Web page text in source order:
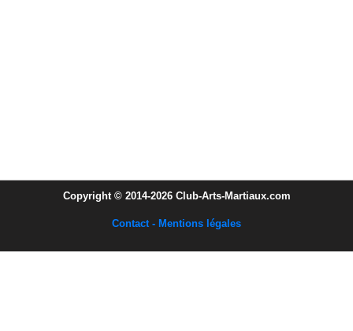
Copyright © 2014-2026 Club-Arts-Martiaux.com
Contact - Mentions légales